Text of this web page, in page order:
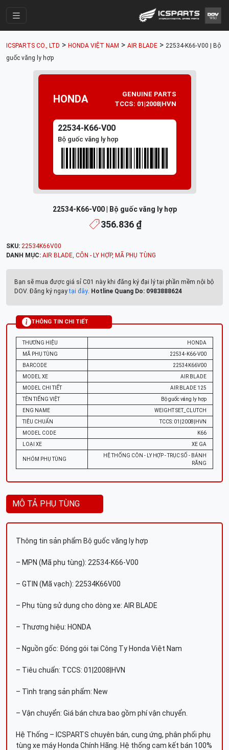
Parts Catalogue
Mã Phụ Tùng
Tài khoản
ICSPARTS CO., LTD > HONDA VIỆT NAM > AIR BLADE > 22534-K66-V00 | Bộ
guốc văng ly hợp
HONDA
GENUINE PARTS
TCCS: 01|2008|HVN
22534-K66-V00
Bộ guốc văng ly hợp
22534-K66-V00 | Bộ guốc văng ly hợp
356.836 ₫
SKU: 22534K66V00
DANH MỤC: AIR BLADE, CÔN - LY HỢP, MÃ PHỤ TÙNG
Bạn sẽ mua được giá sỉ C01 này khi đăng ký đại lý tại phần mềm nội bộ
DOV. Đăng ký ngaytại đây. Hotline Quang Do: 0983888624
THÔNG TIN CHI TIẾT
THƯƠNG HIỆU
HONDA
MÃ PHỤ TÙNG
22534-K66-V00
BARCODE
22534K66V00
MODEL XE
AIR BLADE
MODEL CHI TIẾT
AIR BLADE 125
TÊN TIẾNG VIỆT
Bộ guốc văng ly hợp
ENG NAME
WEIGHT SET_CLUTCH
TIÊU CHUẨN
TCCS: 01|2008|HVN
MODEL CODE
K66
LOẠI XE
XE GA
NHÓM PHỤ TÙNG
HỆ THỐNG CÔN - LY HỢP - TRỤC SỐ - BÁNH
RĂNG
MÔ TẢ PHỤ TÙNG
Thông tin sản phẩm Bộ guốc văng ly hợp
– MPN (Mã phụ tùng): 22534-K66-V00
– GTIN (Mã vạch): 22534K66V00
– Phụ tùng sử dụng cho dòng xe: AIR BLADE
– Thương hiệu: HONDA
– Nguồn gốc: Đóng gói tại Công Ty Honda Việt Nam
– Tiêu chuẩn: TCCS: 01|2008|HVN
– Tình trạng sản phẩm: New
– Vận chuyển: Giá bán chưa bao gồm phí vận chuyển.
Hệ Thống – ICSPARTS chuyên bán, cung ứng, phân phối phụ
tùng xe máy Honda Chính Hãng. Hệ thống cam kết bán 100%